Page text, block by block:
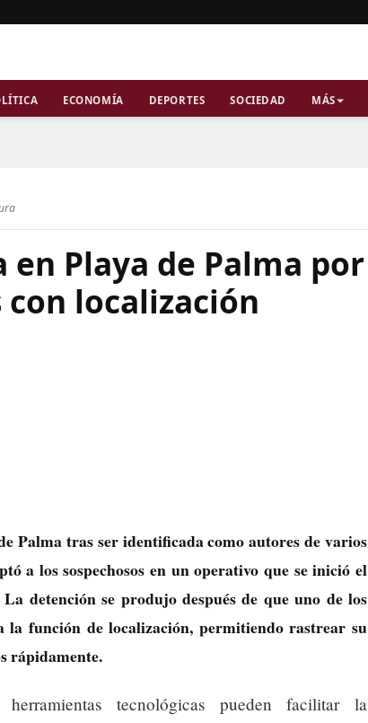
ECONOMÍA DEPORTES SOCIEDAD MÁS
Playa de Palma por
localización
Palma tras ser identificada como autores de varios
a los sospechosos en un operativo que se inició el
detención se produjo después de que uno de los
la función de localización, permitiendo rastrear su
rápidamente.
tecnológicas pueden facilitar la